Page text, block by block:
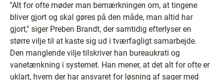
''Alt for ofte møder man bemærkningen om, at tingene
bliver gjort og skal gøres på den måde, man altid har
gjort,'' siger Preben Brandt, der samtidig efterlyser en
større vilje til at kaste sig ud i tværfagligt samarbejde.
Den manglende vilje tilskriver han bureaukrati og
vanetænkning i systemet. Han mener, at det alt for ofte er
uklart, hvem der har ansvaret for løsning af sager med